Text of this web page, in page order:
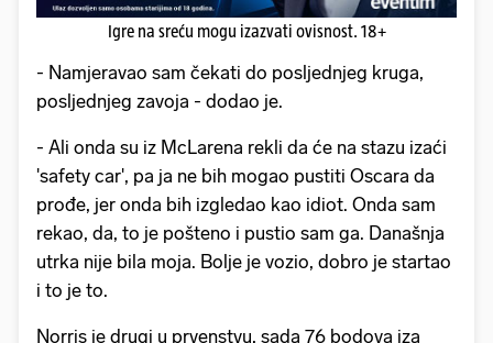
Igre na sreću mogu izazvati ovisnost. 18+
- Namjeravao sam čekati do posljednjeg kruga,
posljednjeg zavoja - dodao je.
- Ali onda su iz McLarena rekli da će na stazu izaći
'safety car', pa ja ne bih mogao pustiti Oscara da
prođe, jer onda bih izgledao kao idiot. Onda sam
rekao, da, to je pošteno i pustio sam ga. Današnja
utrka nije bila moja. Bolje je vozio, dobro je startao
i to je to.
Norris je drugi u prvenstvu, sada 76 bodova iza